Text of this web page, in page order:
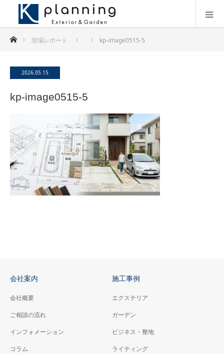
ホーム現場レポート kp-image0515-5
2026.05.15
kp-image0515-5
会社案内
会社概要
ご相談の流れ
インフォメーション
コラム
施工事例
エクステリア
ガーデン
ビジネス・整地
ライティング